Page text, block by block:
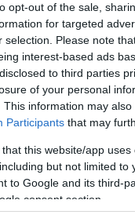
opt-out of the sale,
for targeted
selection. Please note
interest-based ads
to third parties
of your personal
This information may
Participants that may
that this website/app
but not limited to
to Google and its third-
consent section.
Airbus
originale
più di 550 ordini,
dell’articolo è
nuovo tipo di jet